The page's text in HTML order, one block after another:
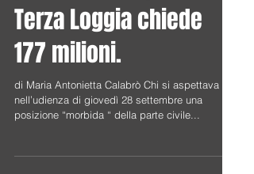
porte del Tempio”.
Terza Loggia chiede
177 milioni.
di Maria Antonietta Calabrò Chi si aspettava